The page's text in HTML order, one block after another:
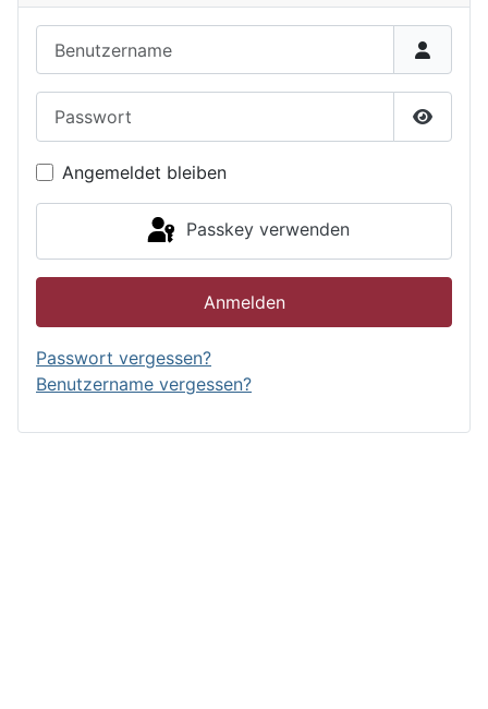
Angemeldet bleiben
Passkey verwenden
Anmelden
Passwort vergessen?
Benutzername vergessen?